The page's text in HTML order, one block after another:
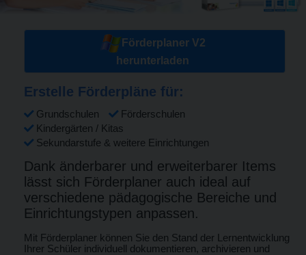
Förderplaner V2
herunterladen
Erstelle Förderpläne für:
Grundschulen
Förderschulen
Kindergärten / Kitas
Sekundarstufe & weitere Einrichtungen
Dank änderbarer und erweiterbarer Items
lässt sich Förderplaner auch ideal auf
verschiedene pädagogische Bereiche und
Einrichtungstypen anpassen.
Mit Förderplaner können Sie den Stand der Lernentwicklung
Ihrer Schüler individuell dokumentieren, archivieren und